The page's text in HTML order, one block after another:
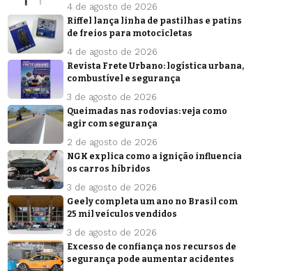
4 de agosto de 2026
Riffel lança linha de pastilhas e patins
de freios para motocicletas
4 de agosto de 2026
Revista Frete Urbano: logística urbana,
combustível e segurança
3 de agosto de 2026
Queimadas nas rodovias: veja como
agir com segurança
2 de agosto de 2026
NGK explica como a ignição influencia
os carros híbridos
3 de agosto de 2026
Geely completa um ano no Brasil com
25 mil veículos vendidos
3 de agosto de 2026
Excesso de confiança nos recursos de
segurança pode aumentar acidentes